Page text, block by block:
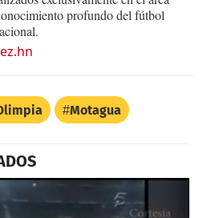
profundo del fútbol
Motagua